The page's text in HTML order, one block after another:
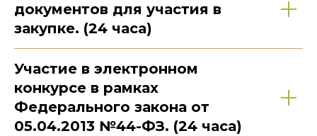
документов для участия в
закупке. (24 часа)
Участие в электронном
конкурсе в рамках
Федерального закона от
05.04.2013 №44-ФЗ. (24 часа)